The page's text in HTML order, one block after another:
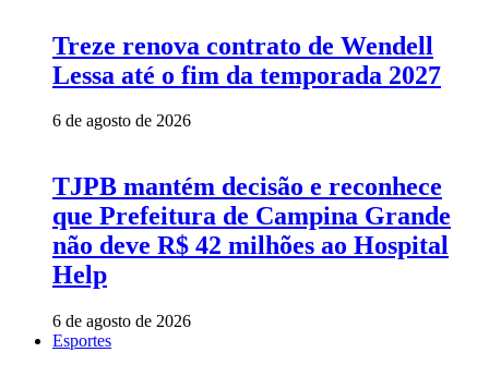
Treze renova contrato de Wendell
Lessa até o fim da temporada 2027
6 de agosto de 2026
TJPB mantém decisão e reconhece
que Prefeitura de Campina Grande
não deve R$ 42 milhões ao Hospital
Help
6 de agosto de 2026
Esportes